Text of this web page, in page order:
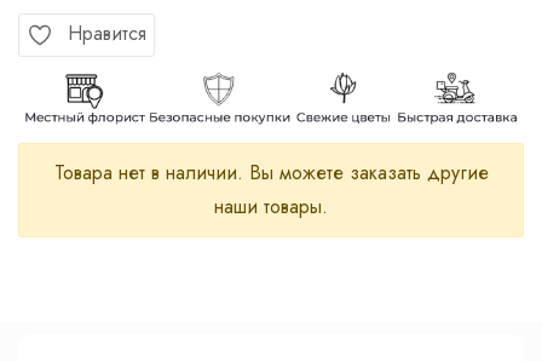
Нравится
Товара нет в наличии. Вы можете заказать другие
наши товары.